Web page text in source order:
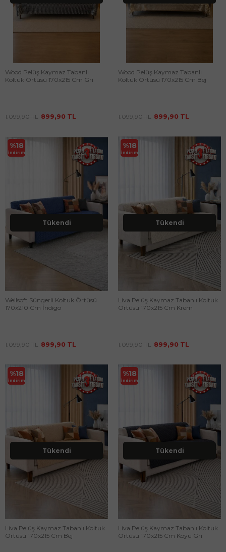
Wood Pelüş Kaymaz Tabanlı
Koltuk Örtüsü 170x215 Cm Gri
1.099,90TL 899,90 TL
Wood Pelüş Kaymaz Tabanlı
Koltuk Örtüsü 170x215 Cm Bej
1.099,90TL 899,90 TL
%18
İndirim
Tükendi
Wellsoft Süngerli Koltuk Örtüsü
170x210 Cm İndigo
1.099,90TL 899,90 TL
%18
İndirim
Tükendi
Liva Pelüş Kaymaz Tabanlı Koltuk
Örtüsü 170x215 Cm Krem
1.099,90TL 899,90 TL
%18
İndirim
Tükendi
Liva Pelüş Kaymaz Tabanlı Koltuk
Örtüsü 170x215 Cm Bej
%18
İndirim
Tükendi
Liva Pelüş Kaymaz Tabanlı Koltuk
Örtüsü 170x215 Cm Koyu Gri